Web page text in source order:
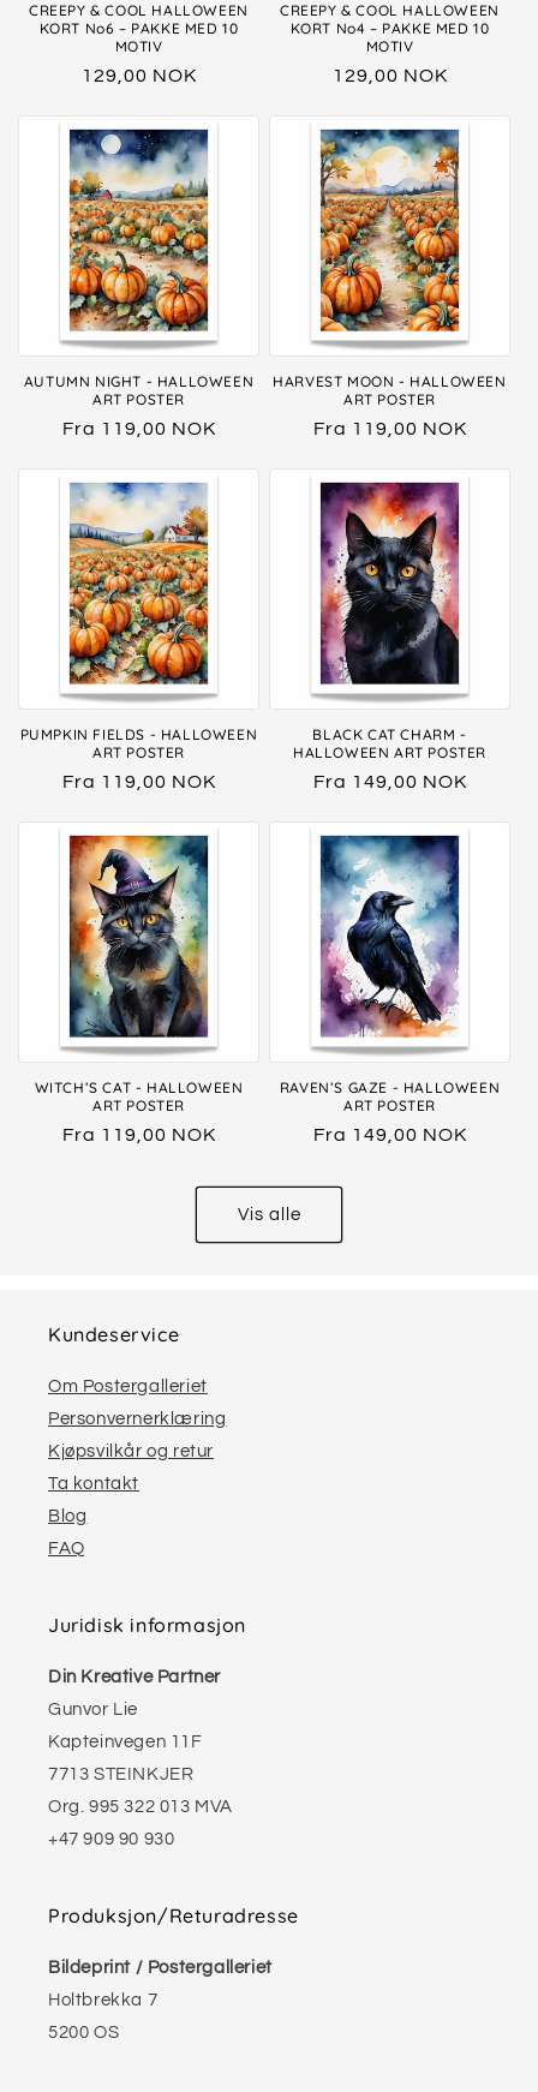
CREEPY & COOL HALLOWEEN
KORT No6 – PAKKE MED 10
MOTIV
Vanlig
129,00 NOK
CREEPY & COOL HALLOWEEN
KORT No4 – PAKKE MED 10
MOTIV
Vanlig
129,00 NOK
AUTUMN NIGHT - HALLOWEEN
ART POSTER
Vanlig
Fra 119,00 NOK
HARVEST MOON - HALLOWEEN
ART POSTER
Vanlig
Fra 119,00 NOK
PUMPKIN FIELDS - HALLOWEEN
ART POSTER
Vanlig
Fra 119,00 NOK
BLACK CAT CHARM -
HALLOWEEN ART POSTER
Vanlig
Fra 149,00 NOK
WITCH’S CAT - HALLOWEEN
ART POSTER
Vanlig
Fra 119,00 NOK
RAVEN’S GAZE - HALLOWEEN
ART POSTER
Vanlig
Fra 149,00 NOK
Vis alle
Kundeservice
Om Postergalleriet
Personvernerklæring
Kjøpsvilkår og retur
Ta kontakt
Blog
FAQ
Juridisk informasjon
Din Kreative Partner
Gunvor Lie
Kapteinvegen 11F
7713 STEINKJER
Org. 995 322 013 MVA
+47 909 90 930
Produksjon/Returadresse
Bildeprint / Postergalleriet
Holtbrekka 7
5200 OS